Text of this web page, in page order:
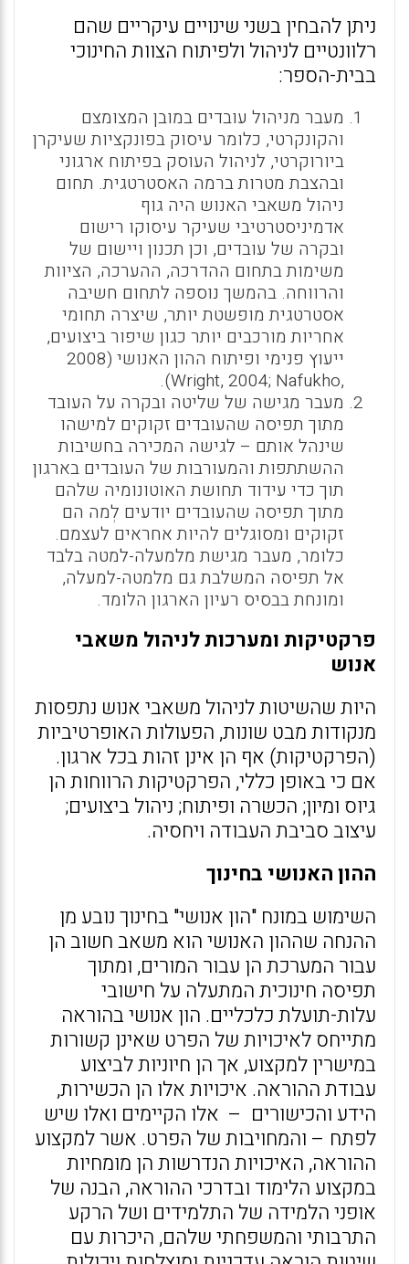
ניתן להבחין בשני שינויים עיקריים שהם
רלוונטיים לניהול ולפיתוח הצוות החינוכי
בבית-הספר:
מעבר מניהול עובדים במובן המצומצם
והקונקרטי, כלומר עיסוק בפונקציות שעיקרן
ביורוקרטי, לניהול העוסק בפיתוח ארגוני
ובהצבת מטרות ברמה האסטרטגית. תחום
ניהול משאבי האנוש היה גוף
אדמיניסטרטיבי שעיקר עיסוקו רישום
ובקרה של עובדים, וכן תכנון ויישום של
משימות בתחום ההדרכה, ההערכה, הציוות
והרווחה. בהמשך נוספה לתחום חשיבה
אסטרטגית מופשטת יותר, שיצרה תחומי
אחריות מורכבים יותר כגון שיפור ביצועים,
ייעוץ פנימי ופיתוח ההון האנושי (2008
,Wright, 2004; Nafukho).
מעבר מגישה של שליטה ובקרה על העובד
מתוך תפיסה שהעובדים זקוקים למישהו
שינהל אותם – לגישה המכירה בחשיבות
ההשתתפות והמעורבות של העובדים בארגון
תוך כדי עידוד תחושת האוטונומיה שלהם
מתוך תפיסה שהעובדים יודעים לְמה הם
זקוקים ומסוגלים להיות אחראים לעצמם.
כלומר, מעבר מגישת מלמעלה-למטה בלבד
אל תפיסה המשלבת גם מלמטה-למעלה,
ומונחת בבסיס רעיון הארגון הלומד.
פרקטיקות ומערכות לניהול משאבי
אנוש
היות שהשיטות לניהול משאבי אנוש נתפסות
מנקודות מבט שונות, הפעולות האופרטיביות
(הפרקטיקות) אף הן אינן זהות בכל ארגון.
אם כי באופן כללי, הפרקטיקות הרווחות הן
גיוס ומיון; הכשרה ופיתוח; ניהול ביצועים;
עיצוב סביבת העבודה ויחסיה.
ההון האנושי בחינוך
השימוש במונח "הון אנושי" בחינוך נובע מן
ההנחה שההון האנושי הוא משאב חשוב הן
עבור המערכת הן עבור המורים, ומתוך
תפיסה חינוכית המתעלה על חישובי
עלות-תועלת כלכליים. הון אנושי בהוראה
מתייחס לאיכויות של הפרט שאינן קשורות
במישרין למקצוע, אך הן חיוניות לביצוע
עבודת ההוראה. איכויות אלו הן הכשירות,
הידע והכישורים – אלו הקיימים ואלו שיש
לפתח – והמחויבות של הפרט. אשר למקצוע
ההוראה, האיכויות הנדרשות הן מומחיות
במקצוע הלימוד ובדרכי ההוראה, הבנה של
אופני הלמידה של התלמידים ושל הרקע
התרבותי והמשפחתי שלהם, היכרות עם